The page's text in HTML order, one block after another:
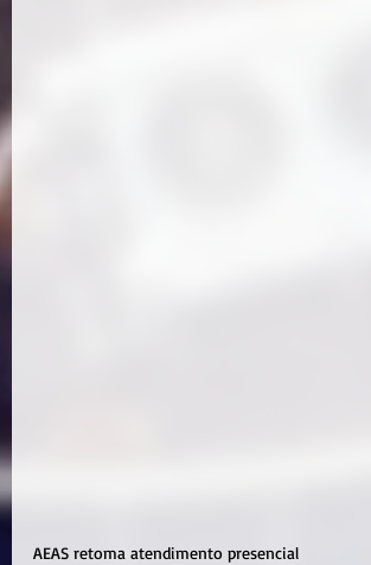
AEAS retoma atendimento presencial